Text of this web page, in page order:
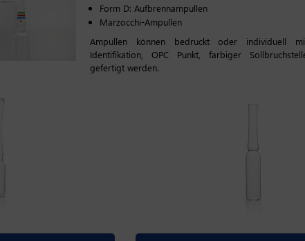
Form D: Aufbrennampullen
Marzocchi-Ampullen
Ampullen können bedruckt oder individuell
Identifikation, OPC Punkt, farbiger
gefertigt werden.